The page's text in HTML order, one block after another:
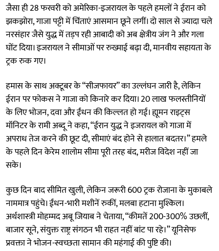
जैसा ही 28 फरवरी को अमेरिका-इजरायल के पहले हमलों ने ईरान को
झकझोरा, गाजा पट्टी में चिंताएं आसमान छूने लगीं। दो साल से ज्यादा चले
नरसंहार जैसे युद्ध में तड़प रही आबादी को अब क्षेत्रीय जंग ने और गला
घोंट दिया। इजरायल ने सीमाओं पर रुख्माई बढ़ा दी, मानवीय सहायता के
ट्रक रुक गए।​
हमास के साथ अक्टूबर के “सीजफायर” का उल्लंघन जारी है, लेकिन
ईरान पर फोकस ने गाजा को किनारे कर दिया। 20 लाख फलस्तीनियों
के लिए भोजन, दवा और ईंधन की किल्लत हो गई। ह्यूमन राइट्स
मॉनिटर के रामी अब्दू ने कहा, “ईरान युद्ध ने इजरायल को गाजा में
अपराध तेज करने की छूट दी, सीमाएं बंद होने से हालात बदतर।” हमले
के पहले दिन केरेम शालोम सीमा पूरी तरह बंद, मरीज विदेश नहीं जा
सके।​
कुछ दिन बाद सीमित खुली, लेकिन जरूरी 600 ट्रक रोजाना के मुकाबले
नाममात्र पहुंचे। ईंधन-भारी मशीनें रुकीं, मलबा हटाना मुश्किल।
अर्थशास्त्री मोहम्मद अबू जियाब ने चेताया, “कीमतें 200-300% उछलीं,
बाजार सूने, संयुक्त राष्ट्र संगठन भी राहत नहीं बांट पा रहे।” यूनिसेफ
प्रवक्ता ने भोजन-स्वच्छता सामान की महंगाई की पुष्टि की।​